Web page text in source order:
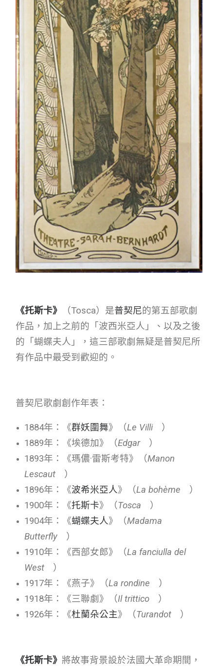
《托斯卡》 （Tosca）是普契尼的第五部歌劇
作品，加上之前的「波西米亞人」、以及之後
的「蝴蝶夫人」，這三部歌劇無疑是普契尼所
有作品中最受到歡迎的。
普契尼歌劇創作年表：
1884年：《群妖圍舞》（Le Villi
）
1889年：《埃德加》（Edgar
）
1893年：《瑪儂·雷斯考特》（Manon
Lescaut
）
1896年：《波希米亞人》（La bohème
）
1900年：《托斯卡》（Tosca
）
1904年：《蝴蝶夫人》（Madama
Butterfly
）
1910年：《西部女郎》（La fanciulla del
West
）
1917年：《燕子》（La rondine
）
1918年：《三聯劇》（Il trittico
）
1926年：《杜蘭朵公主》（Turandot ）
《托斯卡》 將故事背景設於法國大革命期間，